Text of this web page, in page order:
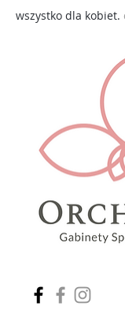
wszystko dla kobiet.